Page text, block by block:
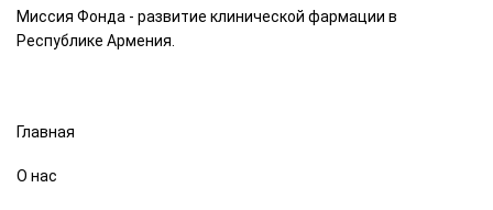
Миссия Фонда - развитие клинической фармации в
Республике Армения.
Главная
О нас